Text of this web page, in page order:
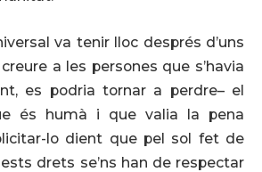
va tenir lloc després d’uns
a les persones que s’havia
es podria tornar a perdre– el
és humà i que valia la pena
lo dient que pel sol fet de
drets se’ns han de respectar